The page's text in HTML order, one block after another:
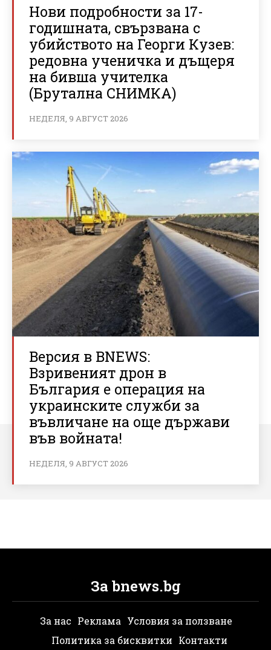
Нови подробности за 17-
годишната, свързвана с
убийството на Георги Кузев:
редовна ученичка и дъщеря
на бивша учителка
(Брутална СНИМКА)
НЕДЕЛЯ, 9 АВГУСТ 2026
Версия в BNEWS:
Взривеният дрон в
България е операция на
украинските служби за
въвличане на още държави
във войната!
НЕДЕЛЯ, 9 АВГУСТ 2026
За bnews.bg
За нас Реклама Условия за ползване
Политика за бисквитки Контакти